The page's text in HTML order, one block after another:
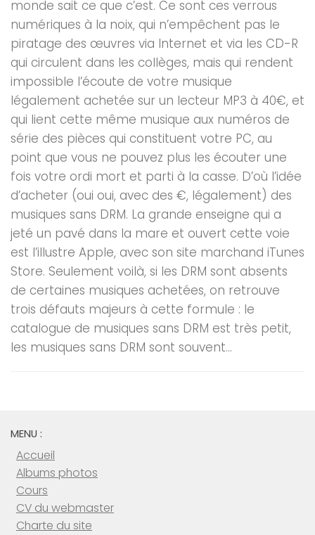
monde sait ce que c’est. Ce sont ces verrous
numériques à la noix, qui n’empêchent pas le
piratage des œuvres via Internet et via les CD-R
qui circulent dans les collèges, mais qui rendent
impossible l’écoute de votre musique
légalement achetée sur un lecteur MP3 à 40€, et
qui lient cette même musique aux numéros de
série des pièces qui constituent votre PC, au
point que vous ne pouvez plus les écouter une
fois votre ordi mort et parti à la casse. D’où l’idée
d’acheter (oui oui, avec des €, légalement) des
musiques sans DRM. La grande enseigne qui a
jeté un pavé dans la mare et ouvert cette voie
est l’illustre Apple, avec son site marchand iTunes
Store. Seulement voilà, si les DRM sont absents
de certaines musiques achetées, on retrouve
trois défauts majeurs à cette formule : le
catalogue de musiques sans DRM est très petit,
les musiques sans DRM sont souvent...
MENU :
Accueil
Albums photos
Cours
CV du webmaster
Charte du site